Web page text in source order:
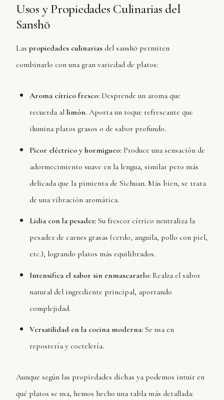
Usos y Propiedades Culinarias del
Sanshō
Las propiedades culinarias del sanshō permiten
combinarlo con una gran variedad de platos:
Aroma cítrico fresco:Desprende un aroma que
recuerda al limón. Aporta un toque refrescante que
ilumina platos grasos o de sabor profundo.
Picor eléctrico y hormigueo:Produce una sensación de
adormecimiento suave en la lengua, similar pero más
delicada que la pimienta de Sichuan. Más bien, se trata
de una vibración aromática.
Lidia con la pesadez:Su frescor cítrico neutraliza la
pesadez de carnes grasas (cerdo, anguila, pollo con piel,
etc.), logrando platos más equilibrados.
Intensifica el sabor sin enmascararlo: Realza el sabor
natural del ingrediente principal, aportando
complejidad.
Versatilidad en la cocina moderna: Se usa en
repostería y coctelería.
Aunque según las propiedades dichas ya podemos intuir en
qué platos se usa, hemos hecho una tabla más detallada: